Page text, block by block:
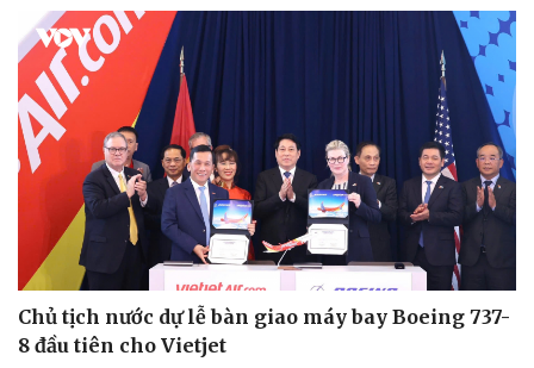
Chủ tịch nước dự lễ bàn giao máy bay Boeing 737-
8 đầu tiên cho Vietjet